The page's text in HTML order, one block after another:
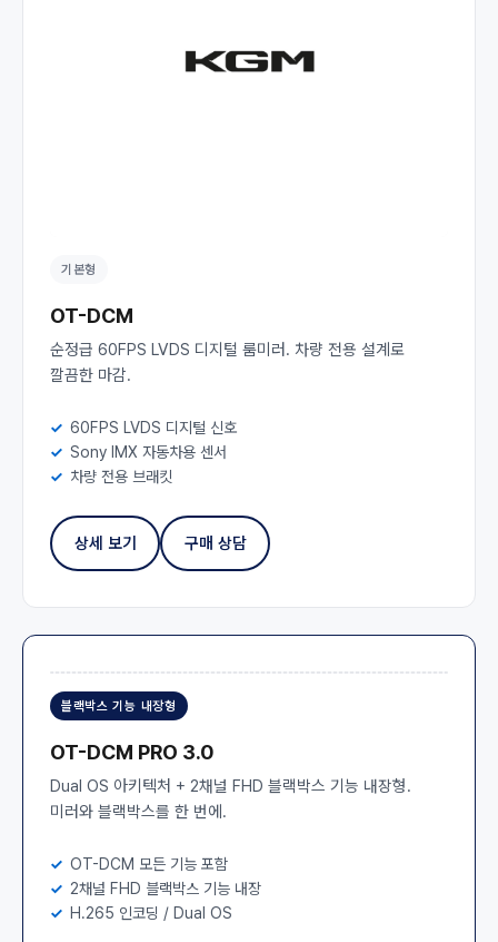
기본형
OT-DCM
순정급 60FPS LVDS 디지털 룸미러. 차량 전용 설계로
깔끔한 마감.
60FPS LVDS 디지털 신호
Sony IMX 자동차용 센서
차량 전용 브래킷
상세 보기 구매 상담
블랙박스 기능 내장형
OT-DCM PRO 3.0
Dual OS 아키텍처 + 2채널 FHD 블랙박스 기능 내장형.
미러와 블랙박스를 한 번에.
OT-DCM 모든 기능 포함
2채널 FHD 블랙박스 기능 내장
H.265 인코딩 / Dual OS